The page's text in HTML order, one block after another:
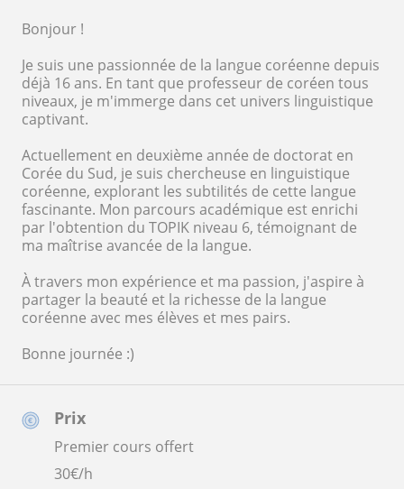
Prix
Premier cours offert
30€/h
Bonjour !
Je suis une passionnée de la langue coréenne depuis
déjà 16 ans. En tant que professeur de coréen tous
niveaux, je m'immerge dans cet univers linguistique
captivant.
Actuellement en deuxième année de doctorat en
Corée du Sud, je suis chercheuse en linguistique
coréenne, explorant les subtilités de cette langue
fascinante. Mon parcours académique est enrichi
par l'obtention du TOPIK niveau 6, témoignant de
ma maîtrise avancée de la langue.
À travers mon expérience et ma passion, j'aspire à
partager la beauté et la richesse de la langue
coréenne avec mes élèves et mes pairs.
Bonne journée :)